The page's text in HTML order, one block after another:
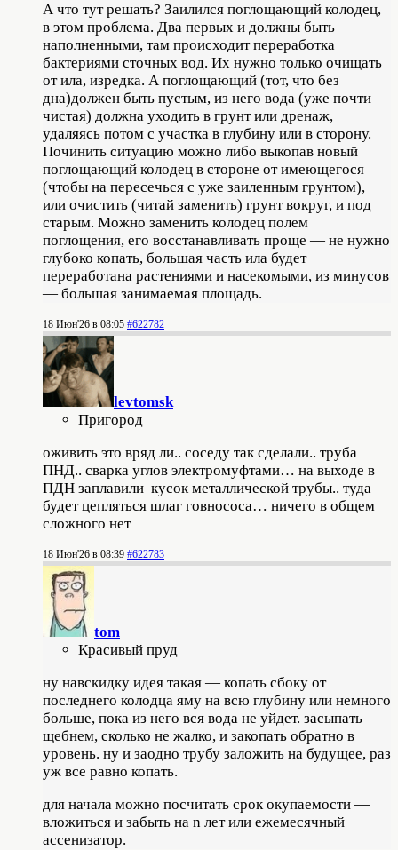
А что тут решать? Заилился поглощающий колодец,
в этом проблема. Два первых и должны быть
наполненными, там происходит переработка
бактериями сточных вод. Их нужно только очищать
от ила, изредка. А поглощающий (тот, что без
дна)должен быть пустым, из него вода (уже почти
чистая) должна уходить в грунт или дренаж,
удаляясь потом с участка в глубину или в сторону.
Починить ситуацию можно либо выкопав новый
поглощающий колодец в стороне от имеющегося
(чтобы на пересечься с уже заиленным грунтом),
или очистить (читай заменить) грунт вокруг, и под
старым. Можно заменить колодец полем
поглощения, его восстанавливать проще — не нужно
глубоко копать, большая часть ила будет
переработана растениями и насекомыми, из минусов
— большая занимаемая площадь.
18 Июн'26 в 08:05 #622782
levtomsk
Пригород
оживить это вряд ли.. соседу так сделали.. труба
ПНД.. сварка углов электромуфтами… на выходе в
ПДН заплавили кусок металлической трубы.. туда
будет цепляться шлаг говнососа… ничего в общем
сложного нет
18 Июн'26 в 08:39 #622783
tom
Красивый пруд
ну навскидку идея такая — копать сбоку от
последнего колодца яму на всю глубину или немного
больше, пока из него вся вода не уйдет. засыпать
щебнем, сколько не жалко, и закопать обратно в
уровень. ну и заодно трубу заложить на будущее, раз
уж все равно копать.
для начала можно посчитать срок окупаемости —
вложиться и забыть на n лет или ежемесячный
ассенизатор.